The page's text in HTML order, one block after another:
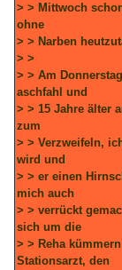
> > Mittwoch
ohne
> > Narben
> >
> > Am
aschfahl und
> > 15 Jahre älter
zum
> > Verzweifeln,
wird und
> > er einen
mich auch
> > verrückt
sich um die
> > Reha
Stationsarzt, den